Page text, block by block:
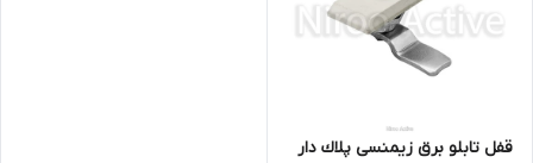
قفل تابلو برق زيمنسی پلاك دار